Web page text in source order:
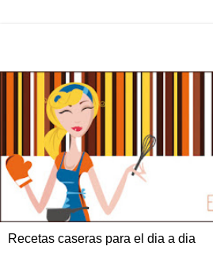
Recetas caseras para el dia a dia